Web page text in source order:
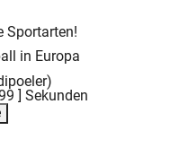
Sportarten!
in Europa
] Sekunden